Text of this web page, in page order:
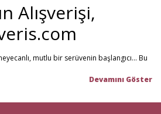
Alışverişi,
mutlu bir serüvenin başlangıcı... Bu
beri hizmet veren ve müşteri